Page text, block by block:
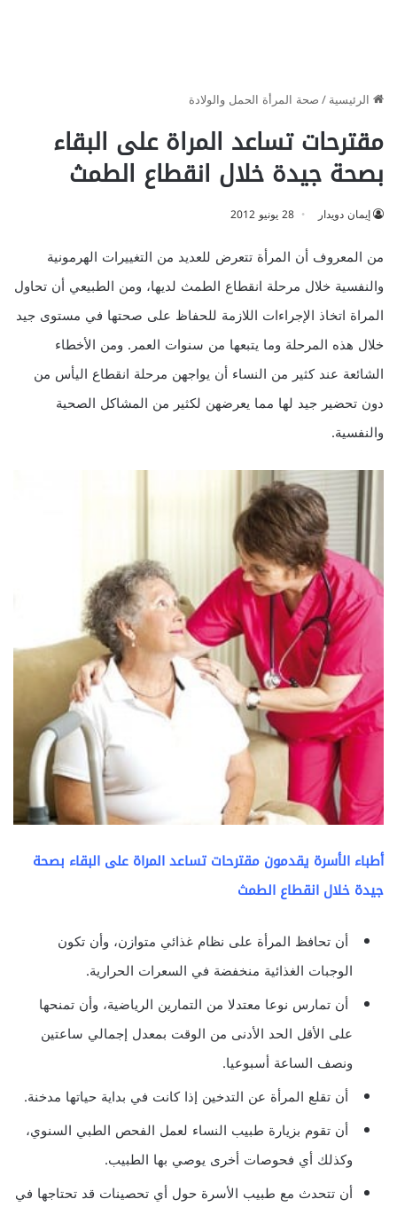
الرئيسية/صحة المرأة الحمل والولادة
مقترحات تساعد المراة على البقاء
بصحة جيدة خلال انقطاع الطمث
إيمان دويدار 28 يونيو 2012
من المعروف أن المرأة تتعرض للعديد من التغييرات الهرمونية
والنفسية خلال مرحلة انقطاع الطمث لديها، ومن الطبيعي أن تحاول
المراة اتخاذ الإجراءات اللازمة للحفاظ على صحتها في مستوى جيد
خلال هذه المرحلة وما يتبعها من سنوات العمر. ومن الأخطاء
الشائعة عند كثير من النساء أن يواجهن مرحلة انقطاع اليأس من
دون تحضير جيد لها مما يعرضهن لكثير من المشاكل الصحية
والنفسية.
أطباء الأسرة يقدمون مقترحات تساعد المراة على البقاء بصحة
جيدة خلال انقطاع الطمث
أن تحافظ المرأة على نظام غذائي متوازن، وأن تكون
الوجبات الغذائية منخفضة في السعرات الحرارية.
أن تمارس نوعا معتدلا من التمارين الرياضية، وأن تمنحها
على الأقل الحد الأدنى من الوقت بمعدل إجمالي ساعتين
ونصف الساعة أسبوعيا.
أن تقلع المرأة عن التدخين إذا كانت في بداية حياتها مدخنة.
أن تقوم بزيارة طبيب النساء لعمل الفحص الطبي السنوي،
وكذلك أي فحوصات أخرى يوصي بها الطبيب.
أن تتحدث مع طبيب الأسرة حول أي تحصينات قد تحتاجها في